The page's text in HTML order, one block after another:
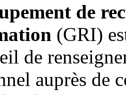
de
(GRI)
de
auprès de